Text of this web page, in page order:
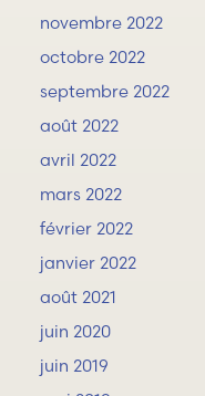
novembre 2022
octobre 2022
septembre 2022
août 2022
avril 2022
mars 2022
février 2022
janvier 2022
août 2021
juin 2020
juin 2019